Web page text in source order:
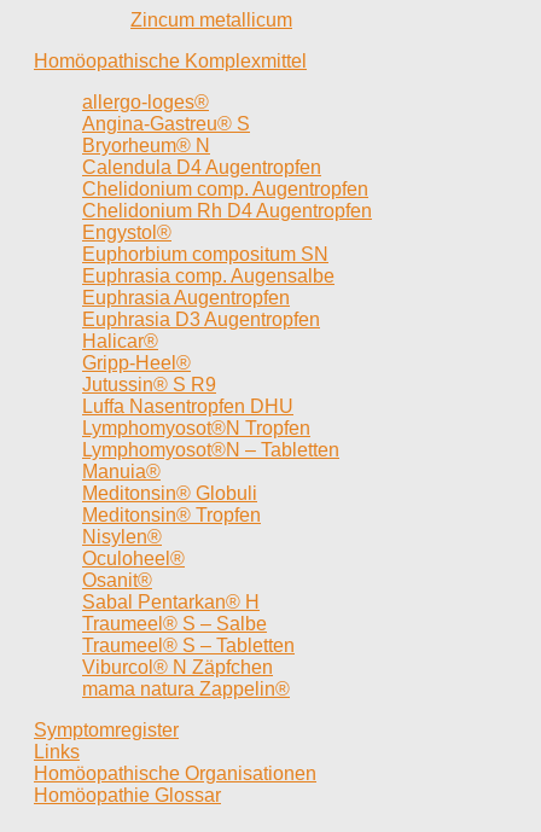
Zincum metallicum
Homöopathische Komplexmittel
allergo-loges®
Angina-Gastreu® S
Bryorheum® N
Calendula D4 Augentropfen
Chelidonium comp. Augentropfen
Chelidonium Rh D4 Augentropfen
Engystol®
Euphorbium compositum SN
Euphrasia comp. Augensalbe
Euphrasia Augentropfen
Euphrasia D3 Augentropfen
Halicar®
Gripp-Heel®
Jutussin® S R9
Luffa Nasentropfen DHU
Lymphomyosot®N Tropfen
Lymphomyosot®N – Tabletten
Manuia®
Meditonsin® Globuli
Meditonsin® Tropfen
Nisylen®
Oculoheel®
Osanit®
Sabal Pentarkan® H
Traumeel® S – Salbe
Traumeel® S – Tabletten
Viburcol® N Zäpfchen
mama natura Zappelin®
Symptomregister
Links
Homöopathische Organisationen
Homöopathie Glossar